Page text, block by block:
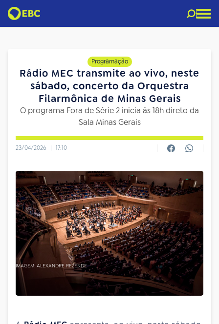
Programação
Rádio MEC transmite ao vivo, neste
sábado, concerto da Orquestra
Filarmônica de Minas Gerais
O programa Fora de Série 2 inicia às 18h direto da
Sala Minas Gerais
23/04/2026 | 17:10
IMAGEM: ALEXANDRE REZENDE